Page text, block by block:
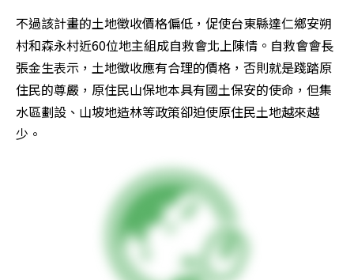
不過該計畫的土地徵收價格偏低，促使台東縣達仁鄉安朔
村和森永村近60位地主組成自救會北上陳情。自救會會長
張金生表示，土地徵收應有合理的價格，否則就是踐踏原
住民的尊嚴，原住民山保地本具有國土保安的使命，但集
水區劃設、山坡地造林等政策卻迫使原住民土地越來越
少。